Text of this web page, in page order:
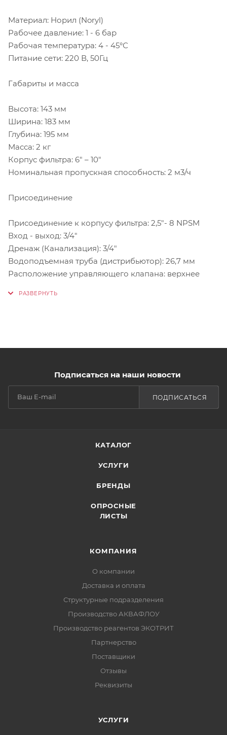
Материал: Норил (Noryl)
Рабочее давление: 1 - 6 бар
Рабочая температура: 4 - 45°С
Питание сети: 220 В, 50Гц
Габариты и масса
Высота: 143 мм
Ширина: 183 мм
Глубина: 195 мм
Масса: 2 кг
Корпус фильтра: 6" – 10"
Номинальная пропускная способность: 2 м3/ч
Присоединение
Присоединение к корпусу фильтра: 2,5"- 8 NPSM
Вход - выход: 3/4"
Дренаж (Канализация): 3/4"
Водоподъемная труба (дистрибьютор): 26,7 мм
Расположение управляющего клапана: верхнее
Подписаться на наши новости
ПОДПИСАТЬСЯ
КАТАЛОГ
УСЛУГИ
БРЕНДЫ
ОПРОСНЫЕ
ЛИСТЫ
КОМПАНИЯ
О компании
Доставка и оплата
Структурные подразделения
Производство АКВАФЛОУ
Производство реагентов ЭКОТРИТ
Партнерство
Поставщики
Отзывы
Реквизиты
УСЛУГИ